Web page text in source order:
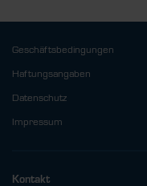
Geschäftsbedingungen
Haftungsangaben
Datenschutz
Impressum
Kontakt